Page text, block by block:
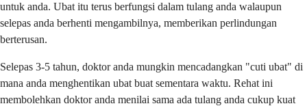
untuk anda. Ubat itu terus berfungsi dalam tulang anda walaupun
selepas anda berhenti mengambilnya, memberikan perlindungan
berterusan.
Selepas 3-5 tahun, doktor anda mungkin mencadangkan "cuti ubat" di
mana anda menghentikan ubat buat sementara waktu. Rehat ini
membolehkan doktor anda menilai sama ada tulang anda cukup kuat